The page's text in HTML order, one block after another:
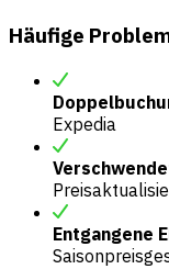
Häufige
Expedia
Entgangene